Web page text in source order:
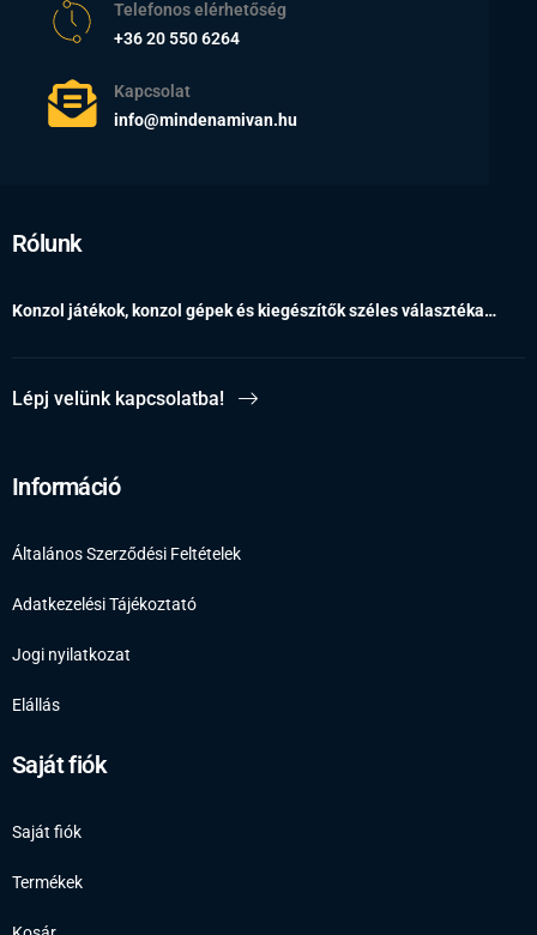
Telefonos elérhetőség
+36 20 550 6264
Kapcsolat
info@mindenamivan.hu
Rólunk
Konzol játékok, konzol gépek és kiegészítők széles választéka…
Lépj velünk kapcsolatba!
Információ
Általános Szerződési Feltételek
Adatkezelési Tájékoztató
Jogi nyilatkozat
Elállás
Saját fiók
Saját fiók
Termékek